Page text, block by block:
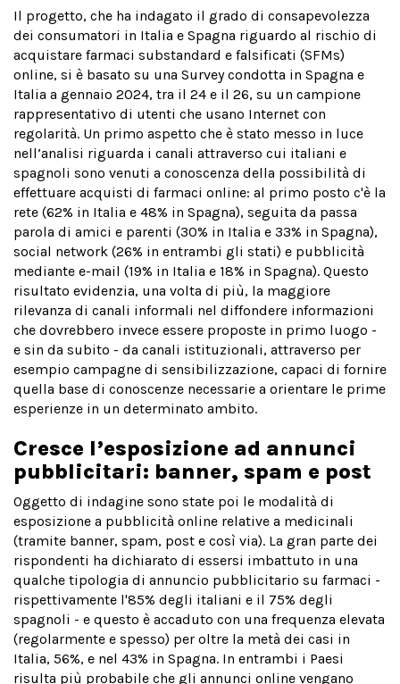
Il progetto, che ha indagato il grado di consapevolezza
dei consumatori in Italia e Spagna riguardo al rischio di
acquistare farmaci substandard e falsificati (SFMs)
online, si è basato su una Survey condotta in Spagna e
Italia a gennaio 2024, tra il 24 e il 26, su un campione
rappresentativo di utenti che usano Internet con
regolarità. Un primo aspetto che è stato messo in luce
nell’analisi riguarda i canali attraverso cui italiani e
spagnoli sono venuti a conoscenza della possibilità di
effettuare acquisti di farmaci online: al primo posto c'è la
rete (62% in Italia e 48% in Spagna), seguita da passa
parola di amici e parenti (30% in Italia e 33% in Spagna),
social network (26% in entrambi gli stati) e pubblicità
mediante e-mail (19% in Italia e 18% in Spagna). Questo
risultato evidenzia, una volta di più, la maggiore
rilevanza di canali informali nel diffondere informazioni
che dovrebbero invece essere proposte in primo luogo -
e sin da subito - da canali istituzionali, attraverso per
esempio campagne di sensibilizzazione, capaci di fornire
quella base di conoscenze necessarie a orientare le prime
esperienze in un determinato ambito.
Cresce l’esposizione ad annunci
pubblicitari: banner, spam e post
Oggetto di indagine sono state poi le modalità di
esposizione a pubblicità online relative a medicinali
(tramite banner, spam, post e così via). La gran parte dei
rispondenti ha dichiarato di essersi imbattuto in una
qualche tipologia di annuncio pubblicitario su farmaci -
rispettivamente l'85% degli italiani e il 75% degli
spagnoli - e questo è accaduto con una frequenza elevata
(regolarmente e spesso) per oltre la metà dei casi in
Italia, 56%, e nel 43% in Spagna. In entrambi i Paesi
risulta più probabile che gli annunci online vengano